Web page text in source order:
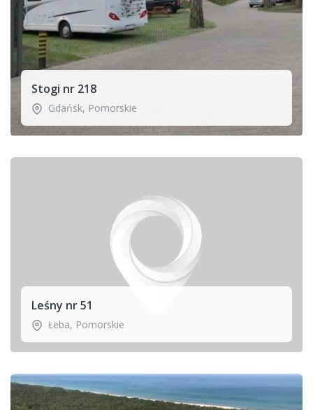
Stogi nr 218
Gdańsk, Pomorskie
Leśny nr 51
Łeba, Pomorskie